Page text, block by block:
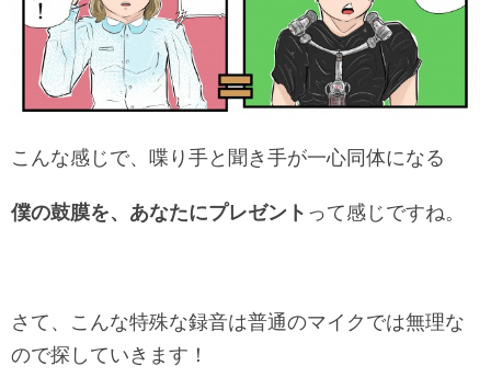
こんな感じで、喋り手と聞き手が一心同体になる
僕の鼓膜を、あなたにプレゼント って感じですね。
さて、こんな特殊な録音は普通のマイクでは無理な
ので探していきます！